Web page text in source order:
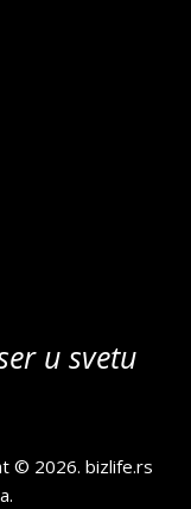
u svetu
© 2026.bizlife.rs